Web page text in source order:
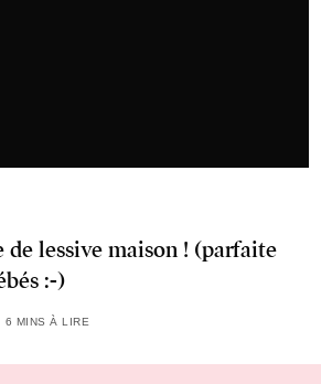
de lessive maison ! (parfaite
:-)
6 MINS À LIRE